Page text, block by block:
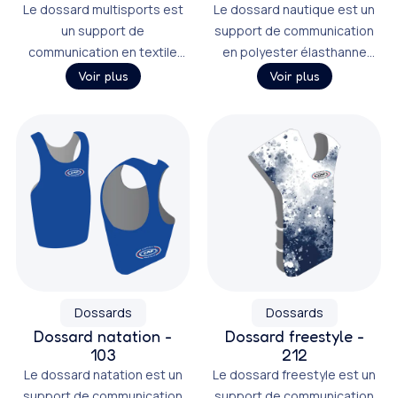
Le dossard multisports est
un support de
communication en textile
imprimé en sérigraphie ou
en numérique.
Voir plus
Le dossard nautique est un
support de communication
en polyester élasthanne
imprimé en sublimation ou
en numérique.
Voir plus
Dossards
Dossard natation -
103
Le dossard natation est un
Dossards
Dossard freestyle -
212
Le dossard freestyle est un